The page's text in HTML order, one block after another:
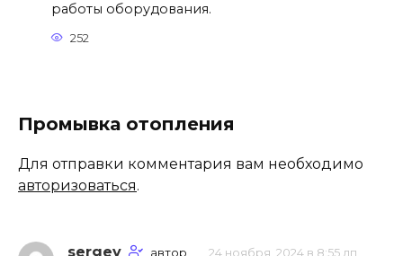
работы оборудования.
252
Промывка отопления
Для отправки комментария вам необходимо
авторизоваться.
sergey автор 24 ноября, 2024 в 8:55 дп